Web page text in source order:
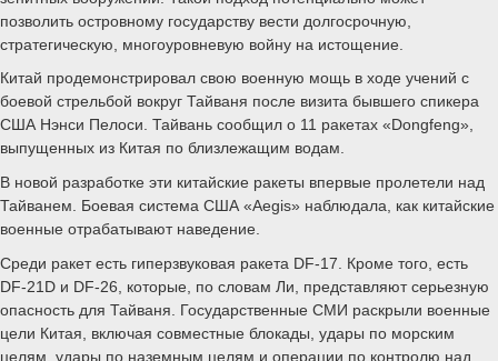
позволить островному государству вести долгосрочную,
стратегическую, многоуровневую войну на истощение.
Китай продемонстрировал свою военную мощь в ходе учений с
боевой стрельбой вокруг Тайваня после визита бывшего спикера
США Нэнси Пелоси. Тайвань сообщил о 11 ракетах «Dongfeng»,
выпущенных из Китая по близлежащим водам.
В новой разработке эти китайские ракеты впервые пролетели над
Тайванем. Боевая система США «Aegis» наблюдала, как китайские
военные отрабатывают наведение.
Среди ракет есть гиперзвуковая ракета DF-17. Кроме того, есть
DF-21D и DF-26, которые, по словам Ли, представляют серьезную
опасность для Тайваня. Государственные СМИ раскрыли военные
цели Китая, включая совместные блокады, удары по морским
целям, удары по наземным целям и операции по контролю над